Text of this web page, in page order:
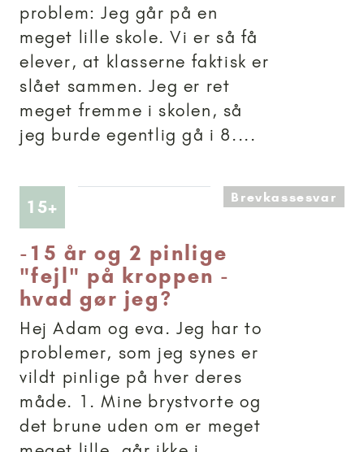
problem: Jeg går på en
meget lille skole. Vi er så få
elever, at klasserne faktisk er
slået sammen. Jeg er ret
meget fremme i skolen, så
jeg burde egentlig gå i 8....
15+ Artikler anbefalet til 15+Brevkassesvar
- 15 år og 2 pinlige
"fejl" på kroppen -
hvad gør jeg?
Hej Adam og eva. Jeg har to
problemer, som jeg synes er
vildt pinlige på hver deres
måde. 1. Mine brystvorte og
det brune uden om er meget